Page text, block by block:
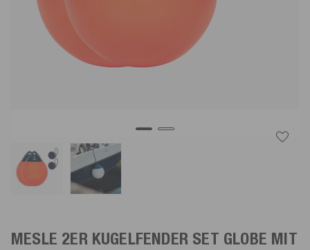
MESLE 2ER KUGELFENDER SET GLOBE MIT